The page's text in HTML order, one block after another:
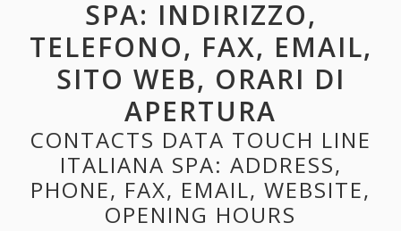
SPA: INDIRIZZO,
TELEFONO, FAX, EMAIL,
SITO WEB, ORARI DI
APERTURA
CONTACTS DATA TOUCH LINE
ITALIANA SPA: ADDRESS,
PHONE, FAX, EMAIL, WEBSITE,
OPENING HOURS